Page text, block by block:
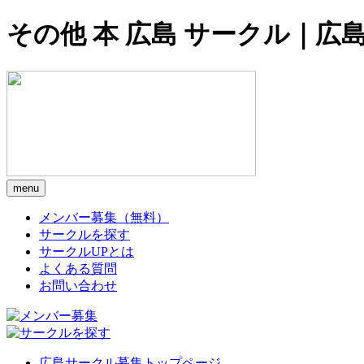
その他 本 広島 サークル｜広
menu
メンバー募集（無料）
サークルを探す
サークルUPとは
よくある質問
お問い合わせ